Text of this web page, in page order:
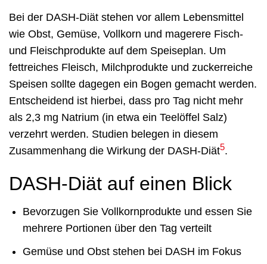
Bei der DASH-Diät stehen vor allem Lebensmittel
wie Obst, Gemüse, Vollkorn und magerere Fisch-
und Fleischprodukte auf dem Speiseplan. Um
fettreiches Fleisch, Milchprodukte und zuckerreiche
Speisen sollte dagegen ein Bogen gemacht werden.
Entscheidend ist hierbei, dass pro Tag nicht mehr
als 2,3 mg Natrium (in etwa ein Teelöffel Salz)
verzehrt werden. Studien belegen in diesem
Zusammenhang die Wirkung der DASH-Diät5.
DASH-Diät auf einen Blick
Bevorzugen Sie Vollkornprodukte und essen Sie
mehrere Portionen über den Tag verteilt
Gemüse und Obst stehen bei DASH im Fokus